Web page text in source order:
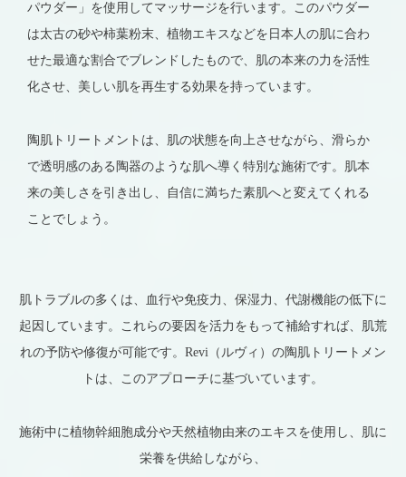
パウダー」を使用してマッサージを行います。このパウダー
は太古の砂や柿葉粉末、植物エキスなどを日本人の肌に合わ
せた最適な割合でブレンドしたもので、肌の本来の力を活性
化させ、美しい肌を再生する効果を持っています。
陶肌トリートメントは、肌の状態を向上させながら、滑らか
で透明感のある陶器のような肌へ導く特別な施術です。肌本
来の美しさを引き出し、自信に満ちた素肌へと変えてくれる
ことでしょう。
肌トラブルの多くは、血行や免疫力、保湿力、代謝機能の低下に
起因しています。これらの要因を活力をもって補給すれば、肌荒
れの予防や修復が可能です。Revi（ルヴィ）の陶肌トリートメン
トは、このアプローチに基づいています。
施術中に植物幹細胞成分や天然植物由来のエキスを使用し、肌に
栄養を供給しながら、